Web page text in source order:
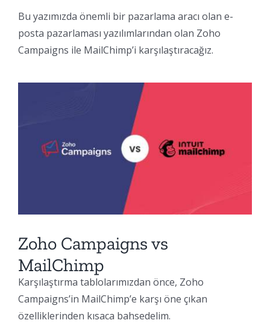
Bu yazımızda önemli bir pazarlama aracı olan e-
posta pazarlaması yazılımlarından olan Zoho
Campaigns ile MailChimp’i karşılaştıracağız.
Zoho Campaigns vs
MailChimp
Karşılaştırma tablolarımızdan önce, Zoho
Campaigns’in MailChimp’e karşı öne çıkan
özelliklerinden kısaca bahsedelim.